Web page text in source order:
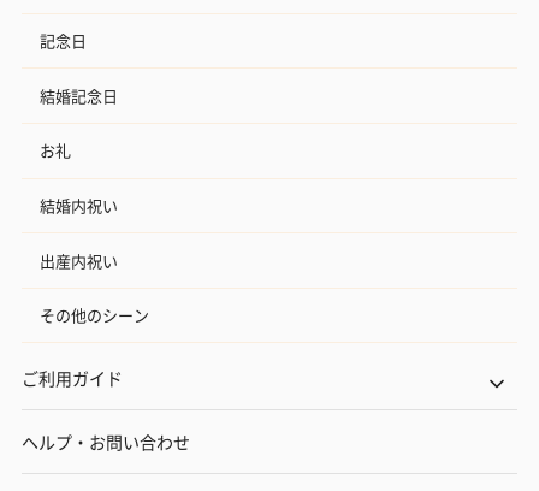
記念日
結婚記念日
お礼
結婚内祝い
出産内祝い
その他のシーン
ご利用ガイド
ヘルプ・お問い合わせ